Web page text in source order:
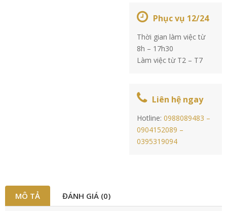
Phục vụ 12/24
Thời gian làm việc từ
8h – 17h30
Làm việc từ T2 – T7
Liên hệ ngay
Hotline:0988089483 –
0904152089 –
0395319094
MÔ TẢ ĐÁNH GIÁ (0)